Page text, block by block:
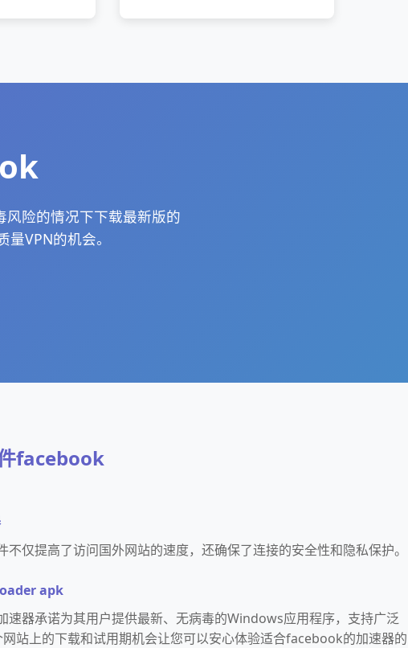
险的情况下下载最新版的
VPN的机会。
facebook
仅提高了访问国外网站的速度，还确保了连接的安全性和隐私保护。
apk
速器承诺为其用户提供最新、无病毒的Windows应用程序，支持广泛
站上的下载和试用期机会让您可以安心体验适合facebook的加速器的